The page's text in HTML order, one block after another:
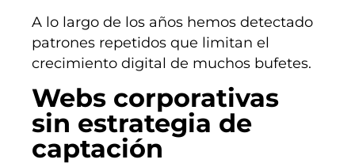
A lo largo de los años hemos detectado
patrones repetidos que limitan el
crecimiento digital de muchos bufetes.
Webs corporativas
sin estrategia de
captación